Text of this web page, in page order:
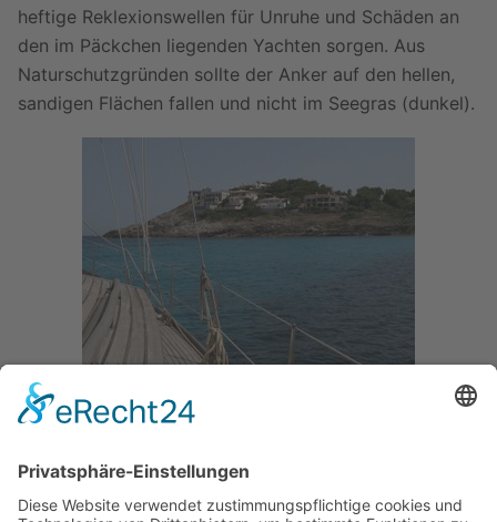
heftige Reklexionswellen für Unruhe und Schäden an
den im Päckchen liegenden Yachten sorgen. Aus
Naturschutzgründen sollte der Anker auf den hellen,
sandigen Flächen fallen und nicht im Seegras (dunkel).
Palma de Mallorca|Cala Ratjada
Alcudia | Es Pantaleu Formentor | Colonia de Sant